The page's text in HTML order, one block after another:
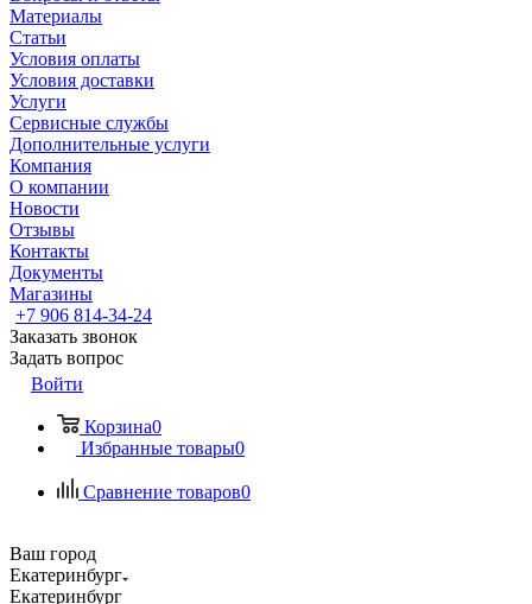
Материалы
Статьи
Условия оплаты
Условия доставки
Услуги
Сервисные службы
Дополнительные услуги
Компания
О компании
Новости
Отзывы
Контакты
Документы
Магазины
+7 906 814-34-24
Заказать звонок
Задать вопрос
Войти
Корзина0
Избранные товары0
Сравнение товаров0
Ваш город
Екатеринбург
Екатеринбург